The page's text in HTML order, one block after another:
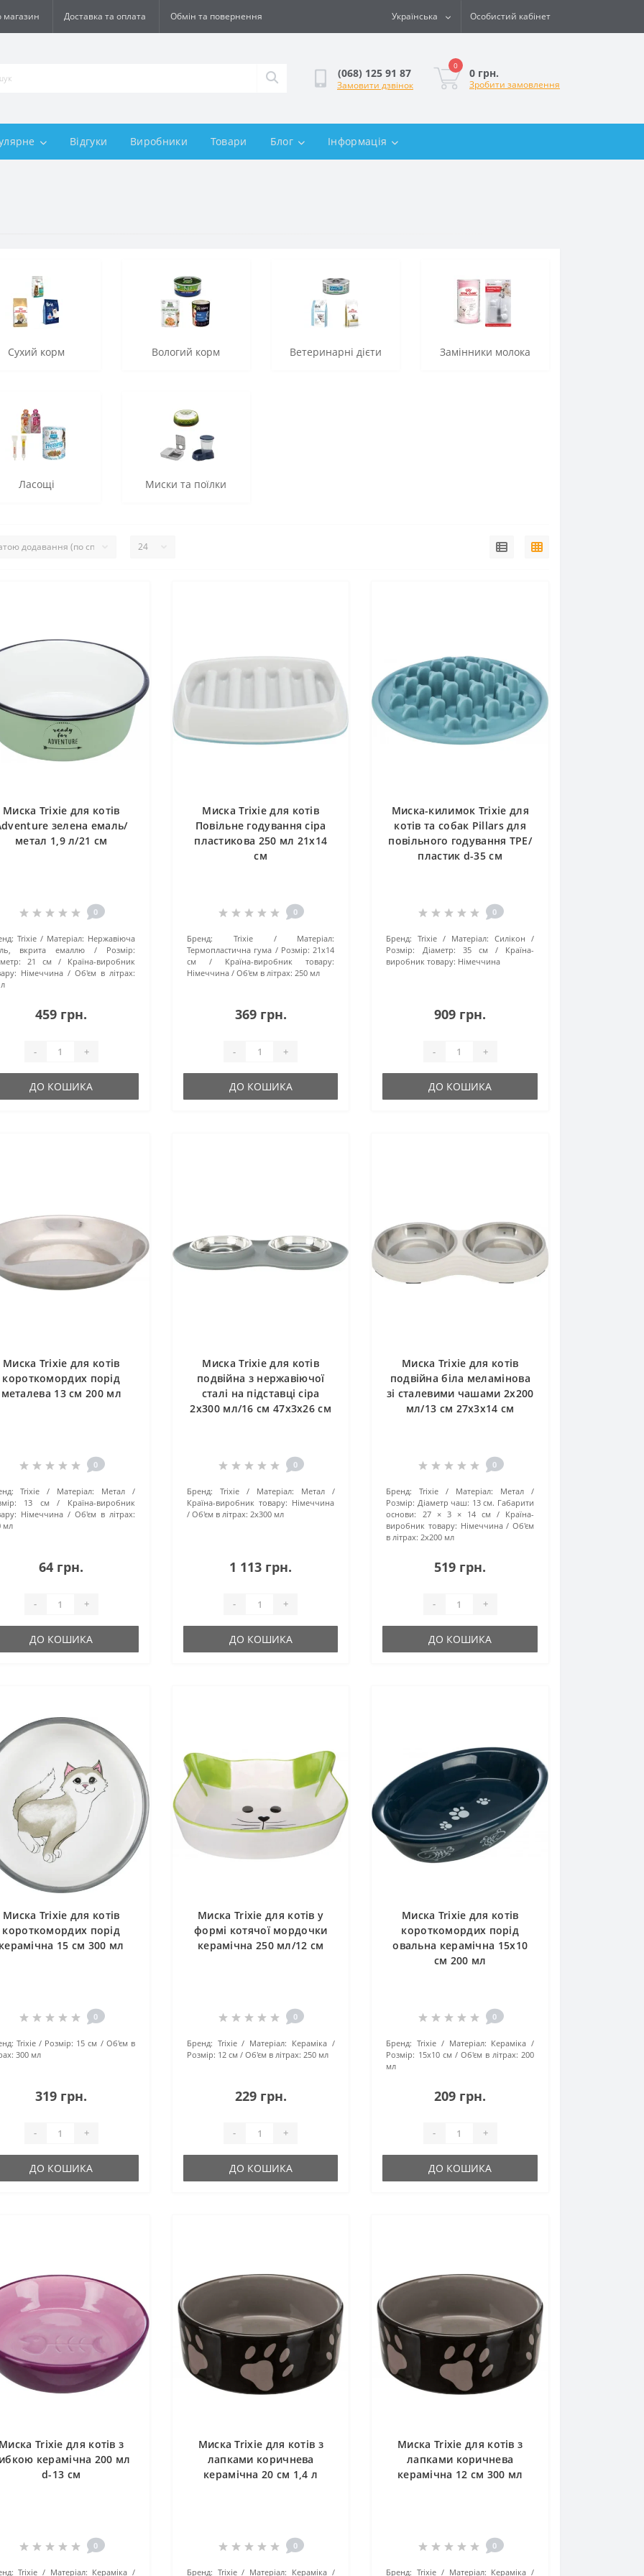
магазин Доставка та оплата Обмін та повернення Українська Особистий кабінет
(068) 125 91 87
Замовити дзвінок
0
0 грн.
Зробити замовлення
Відгуки Виробники Товари Блог Інформація
Сухий корм Вологий корм Ветеринарні дієти Замінники молока
Ласощі Миски та поїлки
Миска Trixie для котів
зелена емаль/
метал 1,9 л/21 см
0
Trixie Матеріал: Нержавіюча
вкрита емаллю
Розмір:
21 см
Країна-виробник
Німеччина
Об'єм в літрах:
459 грн.
- +
ДО КОШИКА
Миска Trixie для котів
Повільне годування сіра
пластикова 250 мл 21х14
см
0
Бренд: Trixie
Матеріал:
Термопластична гума
Розмір: 21х14
см
Країна-виробник товару:
Німеччина
Об'єм в літрах: 250 мл
369 грн.
- +
ДО КОШИКА
Миска-килимок Trixie для
котів та собак Pillars для
повільного годування TPE/
пластик d-35 см
0
Бренд: Trixie Матеріал:
Силікон
Розмір:
Діаметр: 35 см
Країна-
виробник товару: Німеччина
909 грн.
- +
ДО КОШИКА
Миска Trixie для котів
короткомордих порід
металева 13 см 200 мл
0
Trixie Матеріал:
Метал
13 см
Країна-виробник
Німеччина
Об'єм в літрах:
мл
64 грн.
- +
ДО КОШИКА
Миска Trixie для котів
подвійна з нержавіючої
сталі на підставці сіра
2х300 мл/16 см 47х3х26 см
0
Бренд: Trixie Матеріал:
Метал
Країна-виробник товару: Німеччина
Об'єм в літрах: 2х300 мл
1 113 грн.
- +
ДО КОШИКА
Миска Trixie для котів
подвійна біла меламінова
зі сталевими чашами 2х200
мл/13 см 27х3х14 см
0
Бренд: Trixie Матеріал:
Метал
Розмір: Діаметр чаш: 13 см. Габарити
основи: 27 × 3 × 14 см
Країна-
виробник товару: Німеччина
Об'єм
в літрах: 2х200 мл
519 грн.
- +
ДО КОШИКА
Миска Trixie для котів
короткомордих порід
керамічна 15 см 300 мл
0
Trixie Розмір: 15 см
Об'єм в
300 мл
319 грн.
- +
ДО КОШИКА
Миска Trixie для котів у
формі котячої мордочки
керамічна 250 мл/12 см
0
Бренд: Trixie Матеріал: Кераміка
Розмір: 12 см Об'єм в літрах: 250 мл
229 грн.
- +
ДО КОШИКА
Миска Trixie для котів
короткомордих порід
овальна керамічна 15х10
см 200 мл
0
Бренд: Trixie Матеріал: Кераміка
Розмір: 15х10 см Об'єм в літрах: 200
мл
209 грн.
- +
ДО КОШИКА
Миска Trixie для котів з
керамічна 200 мл
d-13 см
0
Trixie Матеріал: Кераміка
Миска Trixie для котів з
лапками коричнева
керамічна 20 см 1,4 л
0
Бренд: Trixie Матеріал: Кераміка
Миска Trixie для котів з
лапками коричнева
керамічна 12 см 300 мл
0
Бренд: Trixie Матеріал: Кераміка